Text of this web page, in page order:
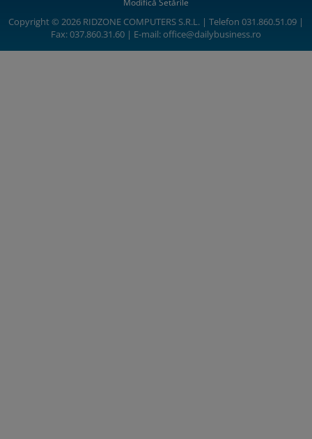
Modifică Setările
Copyright © 2026 RIDZONE COMPUTERS S.R.L. | Telefon 031.860.51.09 |
Fax: 037.860.31.60 | E-mail:office@dailybusiness.ro